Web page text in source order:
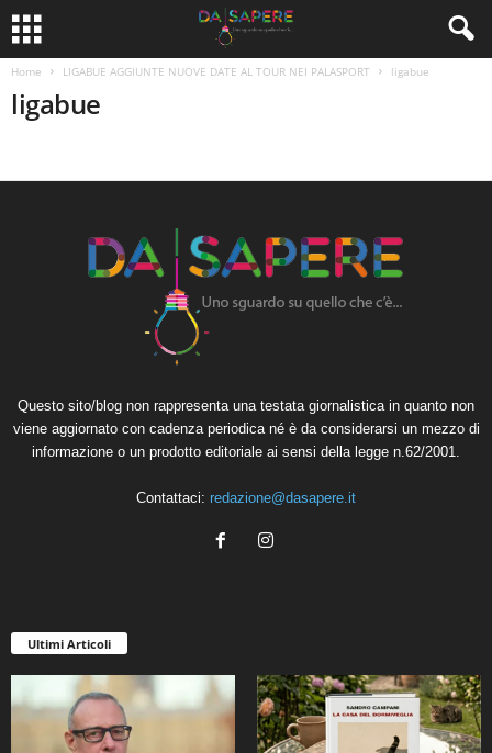
Home LIGABUE AGGIUNTE NUOVE DATE AL TOUR NEI PALASPORT ligabue
ligabue
Questo sito/blog non rappresenta una testata giornalistica in quanto non
viene aggiornato con cadenza periodica né è da considerarsi un mezzo di
informazione o un prodotto editoriale ai sensi della legge n.62/2001.
Contattaci: redazione@dasapere.it
Ultimi Articoli